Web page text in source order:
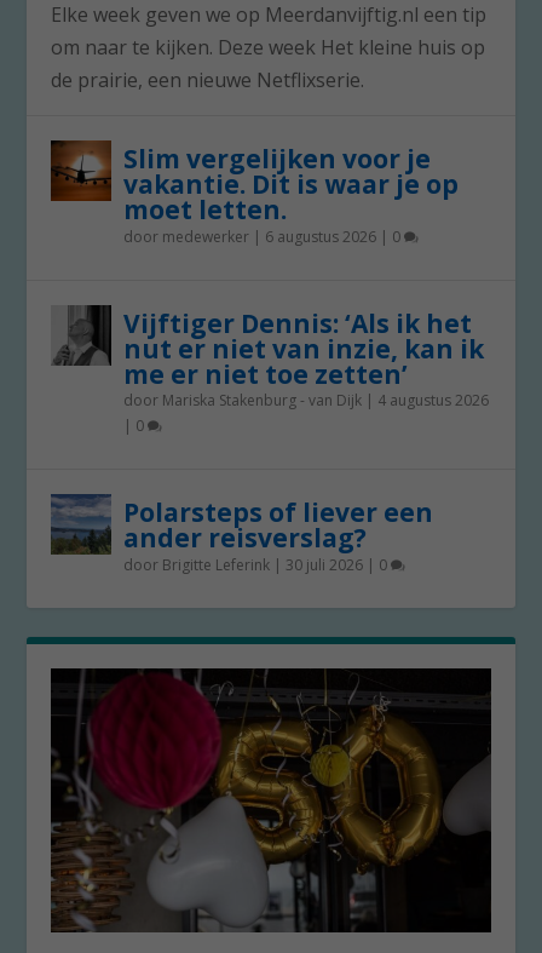
Elke week geven we op Meerdanvijftig.nl een tip
om naar te kijken. Deze week Het kleine huis op
de prairie, een nieuwe Netflixserie.
Slim vergelijken voor je
vakantie. Dit is waar je op
moet letten.
door medewerker | 6 augustus 2026 | 0
Vijftiger Dennis: ‘Als ik het
nut er niet van inzie, kan ik
me er niet toe zetten’
door Mariska Stakenburg - van Dijk | 4 augustus 2026
| 0
Polarsteps of liever een
ander reisverslag?
door Brigitte Leferink | 30 juli 2026 | 0